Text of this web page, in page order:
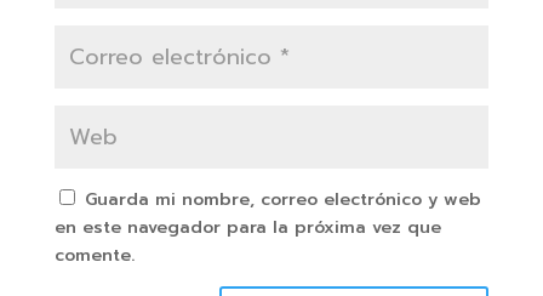
Guarda mi nombre, correo electrónico y web
en este navegador para la próxima vez que
comente.